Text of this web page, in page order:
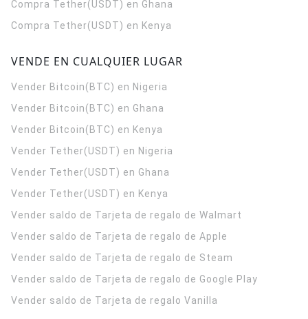
Compra Tether(USDT) en Ghana
Compra Tether(USDT) en Kenya
VENDE EN CUALQUIER LUGAR
Vender Bitcoin(BTC) en Nigeria
Vender Bitcoin(BTC) en Ghana
Vender Bitcoin(BTC) en Kenya
Vender Tether(USDT) en Nigeria
Vender Tether(USDT) en Ghana
Vender Tether(USDT) en Kenya
Vender saldo de Tarjeta de regalo de Walmart
Vender saldo de Tarjeta de regalo de Apple
Vender saldo de Tarjeta de regalo de Steam
Vender saldo de Tarjeta de regalo de Google Play
Vender saldo de Tarjeta de regalo Vanilla